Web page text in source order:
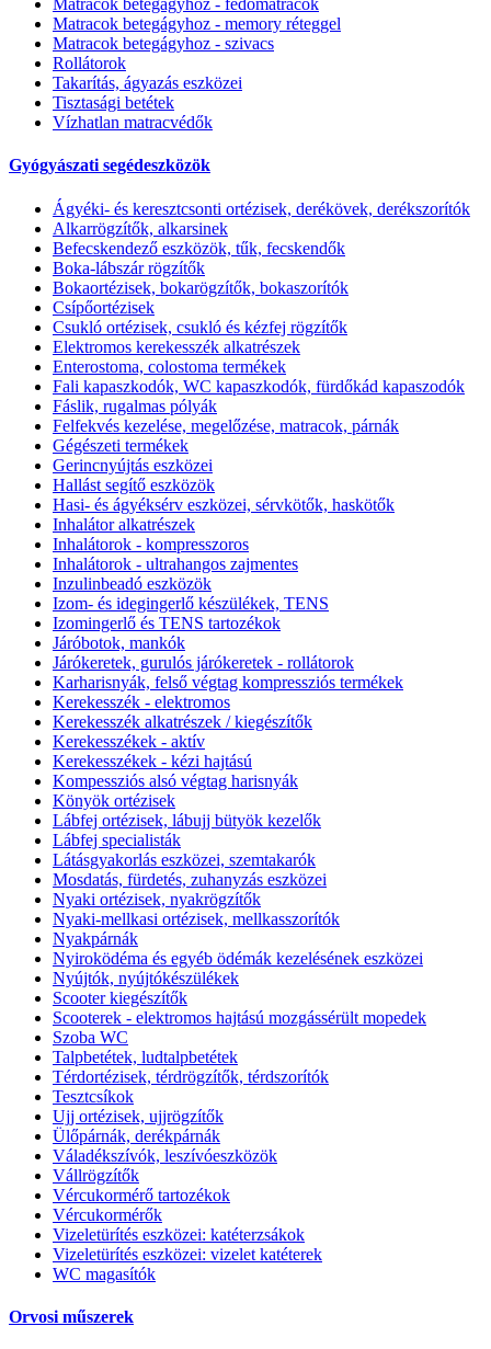
Matracok betegágyhoz - fedőmatracok
Matracok betegágyhoz - memory réteggel
Matracok betegágyhoz - szivacs
Rollátorok
Takarítás, ágyazás eszközei
Tisztasági betétek
Vízhatlan matracvédők
Gyógyászati segédeszközök
Ágyéki- és keresztcsonti ortézisek, derékövek, derékszorítók
Alkarrögzítők, alkarsinek
Befecskendező eszközök, tűk, fecskendők
Boka-lábszár rögzítők
Bokaortézisek, bokarögzítők, bokaszorítók
Csípőortézisek
Csukló ortézisek, csukló és kézfej rögzítők
Elektromos kerekesszék alkatrészek
Enterostoma, colostoma termékek
Fali kapaszkodók, WC kapaszkodók, fürdőkád kapaszodók
Fáslik, rugalmas pólyák
Felfekvés kezelése, megelőzése, matracok, párnák
Gégészeti termékek
Gerincnyújtás eszközei
Hallást segítő eszközök
Hasi- és ágyéksérv eszközei, sérvkötők, haskötők
Inhalátor alkatrészek
Inhalátorok - kompresszoros
Inhalátorok - ultrahangos zajmentes
Inzulinbeadó eszközök
Izom- és idegingerlő készülékek, TENS
Izomingerlő és TENS tartozékok
Járóbotok, mankók
Járókeretek, gurulós járókeretek - rollátorok
Karharisnyák, felső végtag kompressziós termékek
Kerekesszék - elektromos
Kerekesszék alkatrészek / kiegészítők
Kerekesszékek - aktív
Kerekesszékek - kézi hajtású
Kompessziós alsó végtag harisnyák
Könyök ortézisek
Lábfej ortézisek, lábujj bütyök kezelők
Lábfej specialisták
Látásgyakorlás eszközei, szemtakarók
Mosdatás, fürdetés, zuhanyzás eszközei
Nyaki ortézisek, nyakrögzítők
Nyaki-mellkasi ortézisek, mellkasszorítók
Nyakpárnák
Nyiroködéma és egyéb ödémák kezelésének eszközei
Nyújtók, nyújtókészülékek
Scooter kiegészítők
Scooterek - elektromos hajtású mozgássérült mopedek
Szoba WC
Talpbetétek, ludtalpbetétek
Térdortézisek, térdrögzítők, térdszorítók
Tesztcsíkok
Ujj ortézisek, ujjrögzítők
Ülőpárnák, derékpárnák
Váladékszívók, leszívóeszközök
Vállrögzítők
Vércukormérő tartozékok
Vércukormérők
Vizeletürítés eszközei: katéterzsákok
Vizeletürítés eszközei: vizelet katéterek
WC magasítók
Orvosi műszerek